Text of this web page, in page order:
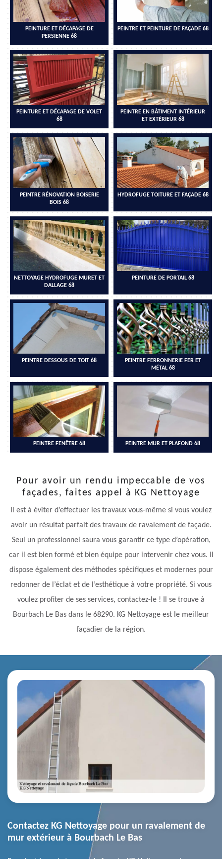
PEINTURE ET DÉCAPAGE DE
PERSIENNE 68
PEINTRE ET PEINTURE DE FAÇADE 68
PEINTURE ET DÉCAPAGE DE VOLET
68
PEINTRE EN BÂTIMENT INTÉRIEUR
ET EXTÉRIEUR 68
PEINTRE RÉNOVATION BOISERIE
BOIS 68
HYDROFUGE TOITURE ET FAÇADE 68
NETTOYAGE HYDROFUGE MURET ET
DALLAGE 68
PEINTURE DE PORTAIL 68
PEINTRE DESSOUS DE TOIT 68
PEINTRE FERRONNERIE FER ET
MÉTAL 68
PEINTRE FENÊTRE 68 PEINTRE MUR ET PLAFOND 68
Pour avoir un rendu impeccable de vos
façades, faites appel à KG Nettoyage
Il est à éviter d’effectuer les travaux vous-même si vous voulez
avoir un résultat parfait des travaux de ravalement de façade.
Seul un professionnel saura vous garantir ce type d’opération,
car il est bien formé et bien équipe pour intervenir chez vous. Il
dispose également des méthodes spécifiques et modernes pour
redonner de l’éclat et de l’esthétique à votre propriété. Si vous
voulez profiter de ses services, contactez-le ! Il se trouve à
Bourbach Le Bas dans le 68290. KG Nettoyage est le meilleur
façadier de la région.
Contactez KG Nettoyage pour un ravalement de
mur extérieur à Bourbach Le Bas